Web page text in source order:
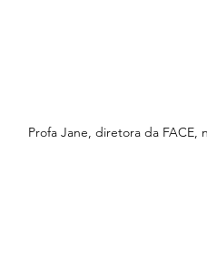
Profa Jane, diretora da FACE,